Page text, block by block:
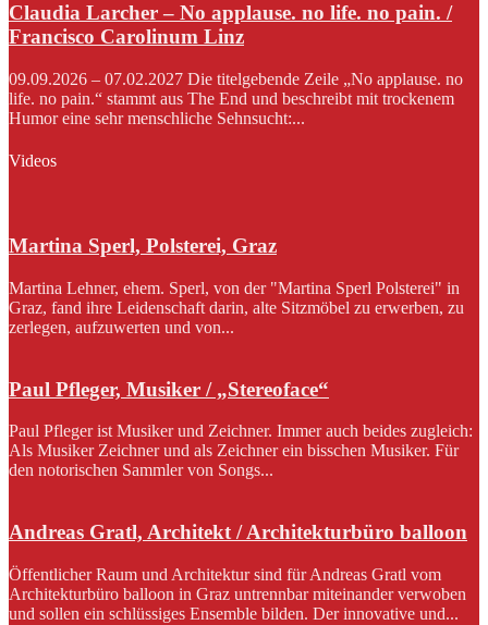
Claudia Larcher – No applause. no life. no pain. /
Francisco Carolinum Linz
09.09.2026 – 07.02.2027 Die titelgebende Zeile „No applause. no
life. no pain.“ stammt aus The End und beschreibt mit trockenem
Humor eine sehr menschliche Sehnsucht:...
Videos
Martina Sperl, Polsterei, Graz
Martina Lehner, ehem. Sperl, von der "Martina Sperl Polsterei" in
Graz, fand ihre Leidenschaft darin, alte Sitzmöbel zu erwerben, zu
zerlegen, aufzuwerten und von...
Paul Pfleger, Musiker / „Stereoface“
Paul Pfleger ist Musiker und Zeichner. Immer auch beides zugleich:
Als Musiker Zeichner und als Zeichner ein bisschen Musiker. Für
den notorischen Sammler von Songs...
Andreas Gratl, Architekt / Architekturbüro balloon
Öffentlicher Raum und Architektur sind für Andreas Gratl vom
Architekturbüro balloon in Graz untrennbar miteinander verwoben
und sollen ein schlüssiges Ensemble bilden. Der innovative und...